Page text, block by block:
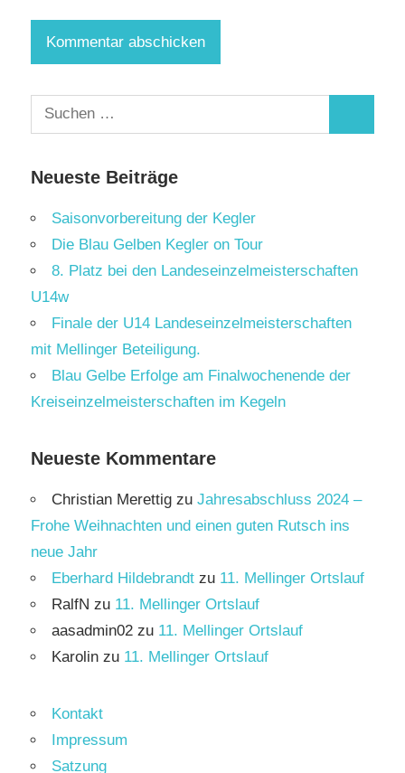
Suchen
nach:
Neueste Beiträge
Saisonvorbereitung der Kegler
Die Blau Gelben Kegler on Tour
8. Platz bei den Landeseinzelmeisterschaften
U14w
Finale der U14 Landeseinzelmeisterschaften
mit Mellinger Beteiligung.
Blau Gelbe Erfolge am Finalwochenende der
Kreiseinzelmeisterschaften im Kegeln
Neueste Kommentare
Christian Merettig zu Jahresabschluss 2024 –
Frohe Weihnachten und einen guten Rutsch ins
neue Jahr
Eberhard Hildebrandt zu 11. Mellinger Ortslauf
RalfN zu 11. Mellinger Ortslauf
aasadmin02 zu 11. Mellinger Ortslauf
Karolin zu 11. Mellinger Ortslauf
Kontakt
Impressum
Satzung